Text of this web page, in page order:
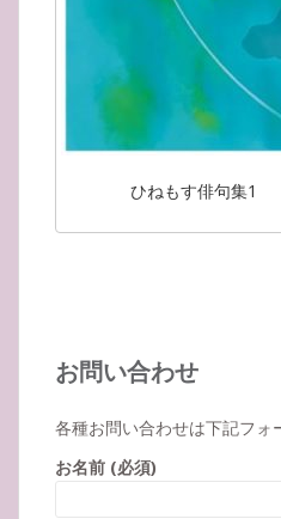
ひねもす俳句集1
お問い合わせ
各種お問い合わせは下記フォ
お名前 (必須)